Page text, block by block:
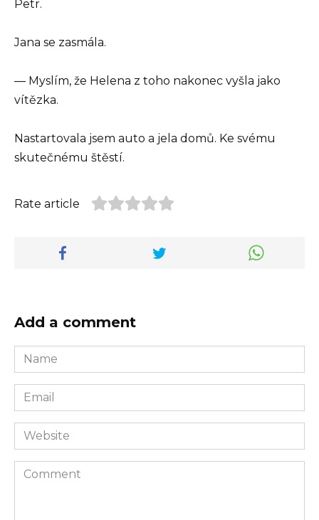
Petr.
Jana se zasmála.
— Myslím, že Helena z toho nakonec vyšla jako
vítězka.
Nastartovala jsem auto a jela domů. Ke svému
skutečnému štěstí.
Rate article
Add a comment
Name
*
Email
*
Website
Comment